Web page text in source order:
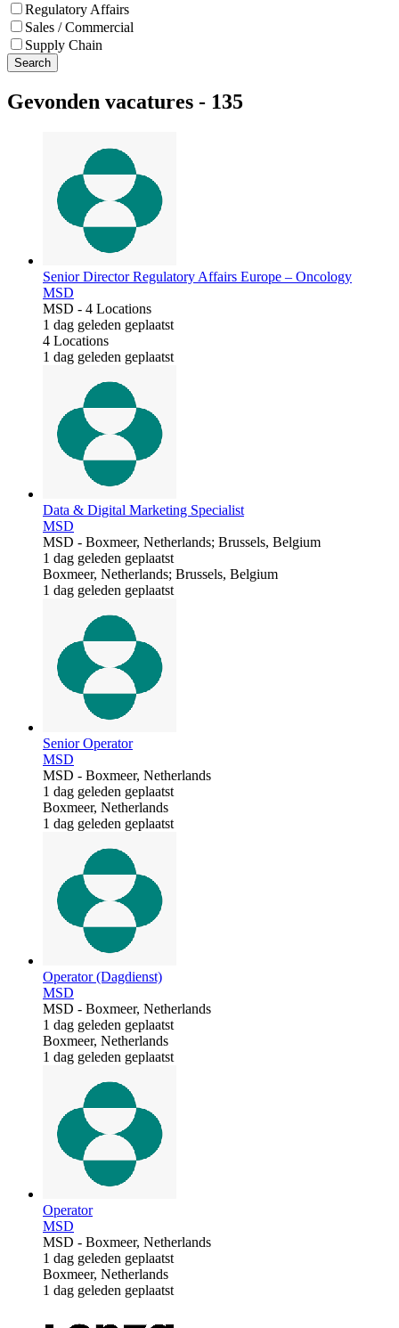
Regulatory Affairs
Sales / Commercial
Supply Chain
Search
Gevonden vacatures - 135
Senior Director Regulatory Affairs Europe – Oncology
MSD
MSD - 4 Locations
1 dag geleden geplaatst
4 Locations
1 dag geleden geplaatst
Data & Digital Marketing Specialist
MSD
MSD - Boxmeer, Netherlands; Brussels, Belgium
1 dag geleden geplaatst
Boxmeer, Netherlands; Brussels, Belgium
1 dag geleden geplaatst
Senior Operator
MSD
MSD - Boxmeer, Netherlands
1 dag geleden geplaatst
Boxmeer, Netherlands
1 dag geleden geplaatst
Operator (Dagdienst)
MSD
MSD - Boxmeer, Netherlands
1 dag geleden geplaatst
Boxmeer, Netherlands
1 dag geleden geplaatst
Operator
MSD
MSD - Boxmeer, Netherlands
1 dag geleden geplaatst
Boxmeer, Netherlands
1 dag geleden geplaatst